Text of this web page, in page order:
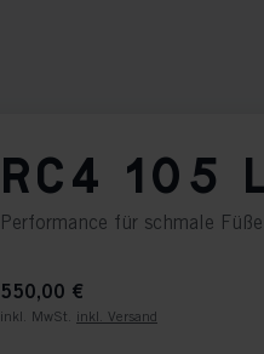
RC4 105
Performance für schmale Füße
550,00 €
inkl. MwSt. inkl. Versand